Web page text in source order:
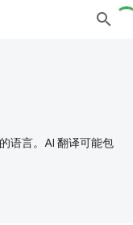
语言。AI 翻译可能包